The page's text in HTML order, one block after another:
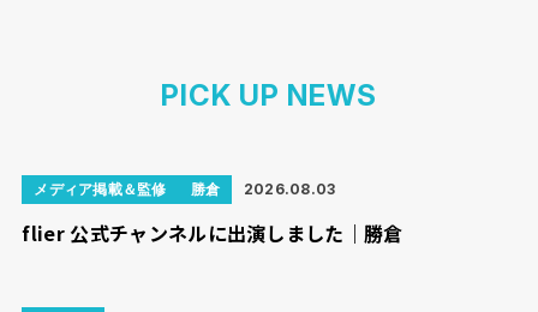
PICK UP NEWS
メディア掲載＆監修 勝倉 2026.08.03
flier 公式チャンネルに出演しました｜勝倉